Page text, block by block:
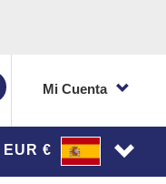
Mi Cuenta
EUR €